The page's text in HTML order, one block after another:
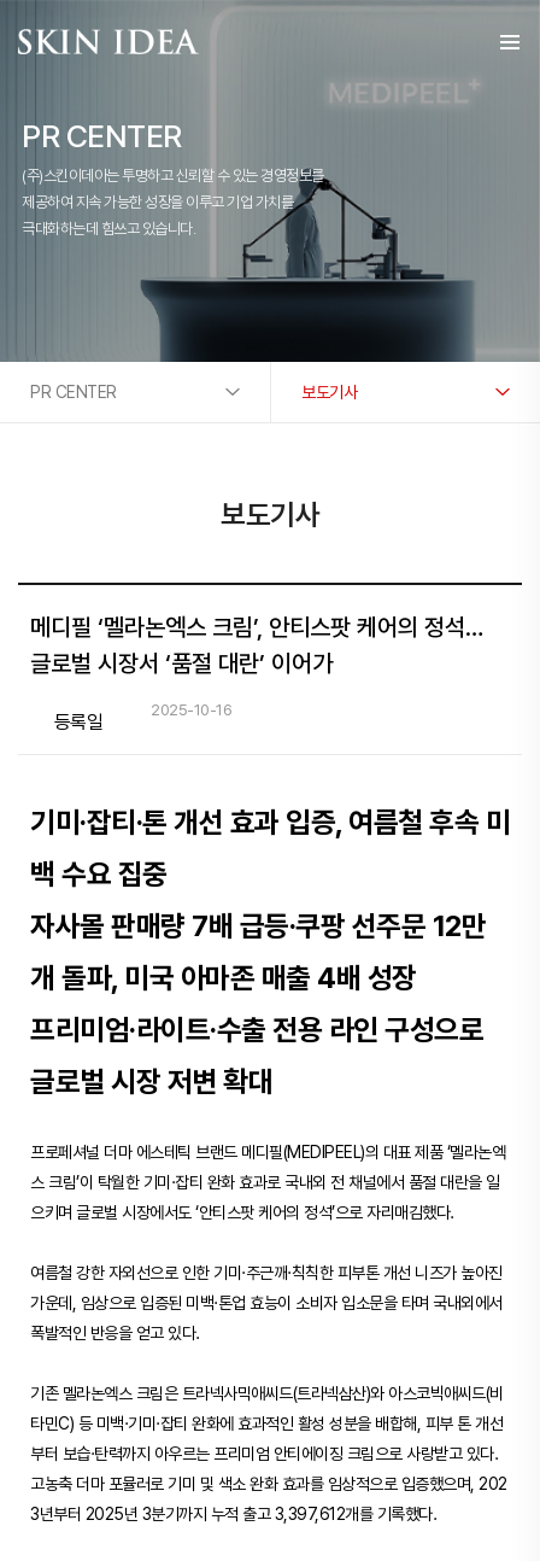
PR CENTER
(주)스킨이데아는 투명하고 신뢰할 수 있는 경영정보를
제공하여 지속 가능한 성장을 이루고 기업 가치를
극대화하는데 힘쓰고 있습니다.
PR CENTER 보도기사
보도기사
메디필 ‘멜라논엑스 크림’, 안티스팟 케어의 정석…
글로벌 시장서 ‘품절 대란’ 이어가
등록일
2025-10-16
기미·잡티·톤 개선 효과 입증, 여름철 후속 미
백 수요 집중
자사몰 판매량 7배 급등·쿠팡 선주문 12만
개 돌파, 미국 아마존 매출 4배 성장
프리미엄·라이트·수출 전용 라인 구성으로
글로벌 시장 저변 확대
프로페셔널 더마 에스테틱 브랜드 메디필(MEDIPEEL)의 대표 제품 ‘멜라논엑
스 크림’이 탁월한 기미·잡티 완화 효과로 국내외 전 채널에서 품절 대란을 일
으키며 글로벌 시장에서도 ‘안티스팟 케어의 정석’으로 자리매김했다.
여름철 강한 자외선으로 인한 기미·주근깨·칙칙한 피부톤 개선 니즈가 높아진
가운데, 임상으로 입증된 미백·톤업 효능이 소비자 입소문을 타며 국내외에서
폭발적인 반응을 얻고 있다.
기존 멜라논엑스 크림은 트라넥사믹애씨드(트라넥삼산)와 아스코빅애씨드(비
타민C) 등 미백·기미·잡티 완화에 효과적인 활성 성분을 배합해, 피부 톤 개선
부터 보습·탄력까지 아우르는 프리미엄 안티에이징 크림으로 사랑받고 있다.
고농축 더마 포뮬러로 기미 및 색소 완화 효과를 임상적으로 입증했으며, 202
3년부터 2025년 3분기까지 누적 출고 3,397,612개를 기록했다.